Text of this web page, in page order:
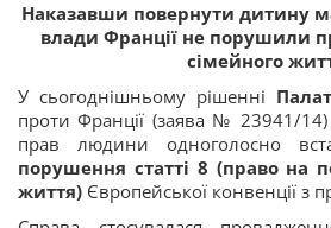
Наказавши повернути дитину
влади Франції не порушили
сімейного
У сьогоднішньому рішенні
проти Франції (заява № 23941/
прав людини одноголосно
порушення статті 8 (право на
життя) Європейської конвенції з